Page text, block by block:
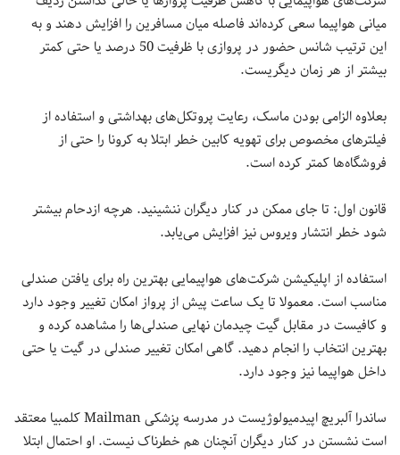
میانی هواپیما سعی کرده‌اند فاصله میان مسافرین را افزایش دهند و به
این ترتیب شانس حضور در پروازی با ظرفیت 50 درصد یا حتی کمتر
بیشتر از هر زمان دیگریست.
بعلاوه الزامی بودن ماسک، رعایت پروتکل‌های بهداشتی و استفاده از
فیلترهای مخصوص برای تهویه کابین خطر ابتلا به کرونا را حتی از
فروشگاه‌‎ها کمتر کرده است.
قانون اول: تا جای ممکن در کنار دیگران ننشینید. هرچه ازدحام بیشتر
شود خطر انتشار ویروس نیز افزایش می‌یابد.
استفاده از اپلیکیشن‌ شرکت‌های هواپیمایی بهترین راه برای یافتن صندلی
مناسب است. معمولا تا یک ساعت پیش از پرواز امکان تغییر وجود دارد
و کافیست در مقابل گیت چیدمان نهایی صندلی‌ها را مشاهده کرده و
بهترین انتخاب را انجام دهید. گاهی امکان تغییر صندلی در گیت یا حتی
داخل هواپیما نیز وجود دارد.
ساندرا آلبریچ اپیدمیولوژیست در مدرسه پزشکی Mailman کلمبیا معتقد
است نشستن در کنار دیگران آنچنان هم خطرناک نیست. او احتمال ابتلا